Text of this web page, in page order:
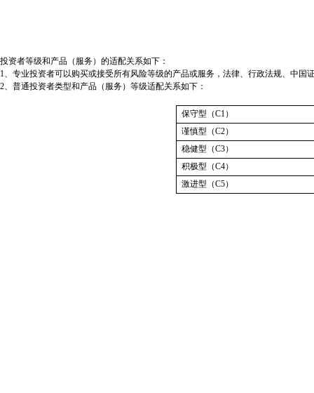
投资者等级和产品（服务）的适配关系如下：
1、专业投资者可以购买或接受所有风险等级的产品或服务，法律、行政法规、中
2、普通投资者类型和产品（服务）等级适配关系如下：
保守型（C1）
谨慎型（C2）
稳健型（C3）
积极型（C4）
激进型（C5）